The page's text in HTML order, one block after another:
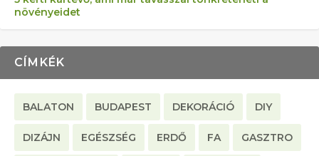
növényeidet
CÍMKÉK
BALATON BUDAPEST DEKORÁCIÓ DIY
DIZÁJN EGÉSZSÉG ERDŐ FA GASZTRO